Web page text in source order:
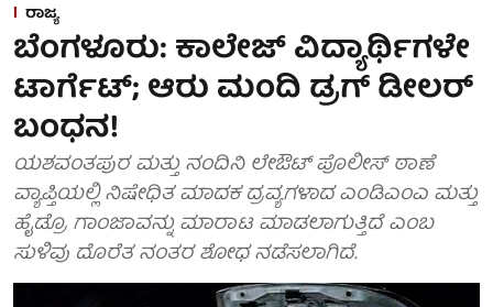
ರಾಜ್ಯ
ಬೆಂಗಳೂರು: ಕಾಲೇಜ್ ವಿದ್ಯಾರ್ಥಿಗಳೇ
ಟಾರ್ಗೆಟ್; ಆರು ಮಂದಿ ಡ್ರಗ್ ಡೀಲರ್
ಬಂಧನ!
ಯಶವಂತಪುರ ಮತ್ತು ನಂದಿನಿ ಲೇಔಟ್ ಪೊಲೀಸ್ ಠಾಣೆ
ವ್ಯಾಪ್ತಿಯಲ್ಲಿ ನಿಷೇಧಿತ ಮಾದಕ ದ್ರವ್ಯಗಳಾದ ಎಂಡಿಎಂಎ ಮತ್ತು
ಹೈಡ್ರೊ ಗಾಂಜಾವನ್ನು ಮಾರಾಟ ಮಾಡಲಾಗುತ್ತಿದೆ ಎಂಬ
ಸುಳಿವು ದೊರೆತ ನಂತರ ಶೋಧ ನಡೆಸಲಾಗಿದೆ.